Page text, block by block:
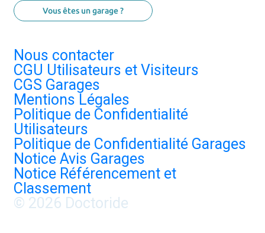
Vous êtes un garage ?
Nous contacter
CGU Utilisateurs et Visiteurs
CGS Garages
Mentions Légales
Politique de Confidentialité
Utilisateurs
Politique de Confidentialité Garages
Notice Avis Garages
Notice Référencement et
Classement
© 2026 Doctoride